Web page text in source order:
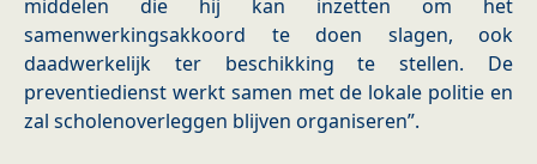
middelen die hij kan inzetten om het
samenwerkingsakkoord te doen slagen, ook
daadwerkelijk ter beschikking te stellen. De
preventiedienst werkt samen met de lokale politie en
zal scholenoverleggen blijven organiseren”.